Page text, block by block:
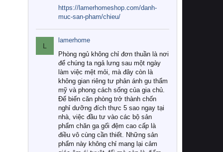
https://lamerhomeshop.com/danh-
muc-san-pham/chieu/
L
lamerhome
Phòng ngủ không chỉ đơn thuần là nơi
để chúng ta ngả lưng sau một ngày
làm việc mệt mỏi, mà đây còn là
không gian riêng tư phản ánh gu thẩm
mỹ và phong cách sống của gia chủ.
Để biến căn phòng trở thành chốn
nghỉ dưỡng đích thực 5 sao ngay tại
nhà, việc đầu tư vào các bộ sản
phẩm chăn ga gối đệm cao cấp là
điều vô cùng cần thiết. Những sản
phẩm này không chỉ mang lại cảm